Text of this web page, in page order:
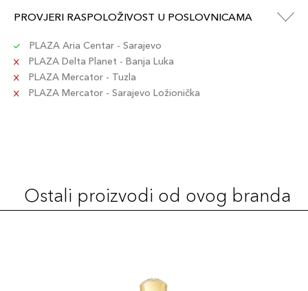
PROVJERI RASPOLOŽIVOST U POSLOVNICAMA
PLAZA Aria Centar - Sarajevo
PLAZA Delta Planet - Banja Luka
PLAZA Mercator - Tuzla
PLAZA Mercator - Sarajevo Ložionička
Ostali proizvodi od ovog branda